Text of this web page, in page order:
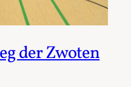
der Zwoten